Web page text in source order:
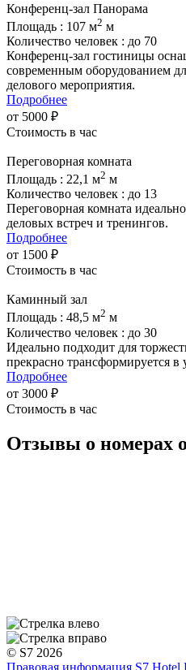
Конференц-зал Панорама
Площадь : 107 м2 м
Количество человек : до 70
Конференц-зал гостиницы
современным оборудованием
делового мероприятия.
Подробнее
от 5000 ₽
Стоимость в час
Переговорная комната
Площадь : 22,1 м2 м
Количество человек : до 13
Переговорная комната
деловых встреч и тренингов.
Подробнее
от 1500 ₽
Стоимость в час
Каминный зал
Площадь : 48,5 м2 м
Количество человек : до 30
Идеально подходит для
прекрасно трансформируется в
Подробнее
от 3000 ₽
Стоимость в час
Отзывы о номерах
© S7 2026